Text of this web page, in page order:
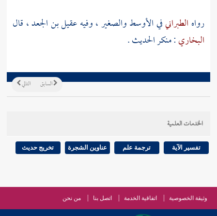
رواه الطبرانيفي الأوسط والصغير ، وفيهعقيل بن الجعد، قال
البخاري: منكر الحديث .
التالي السابق
الخدمات العلمية
تفسير الآية ترجمة علم عناوين الشجرة تخريج حديث
وثيقة الخصوصية اتفاقية الخدمة اتصل بنا من نحن